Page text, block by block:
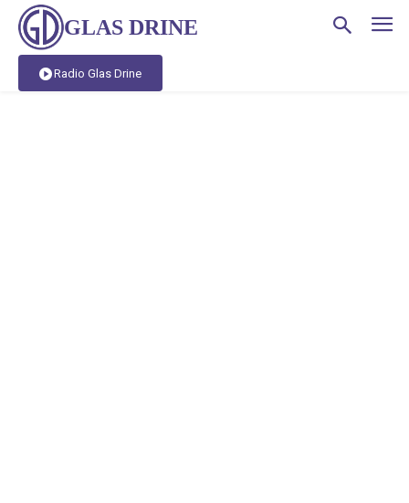
GLAS DRINE
Radio Glas Drine